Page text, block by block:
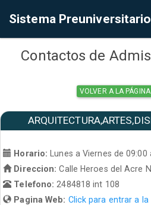
Sistema Preuniversitario
Contactos de
VOLVER A LA PÁGINA
Horario:
Lunes a Viernes de
Direccion: Calle Heroes del Acre
Telefono: 2484818 int 108
Pagina Web: Click para entrar a la